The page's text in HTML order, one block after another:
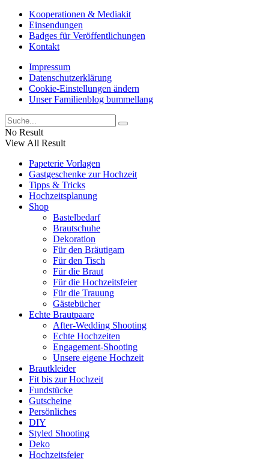
Kooperationen & Mediakit
Einsendungen
Badges für Veröffentlichungen
Kontakt
Impressum
Datenschutzerklärung
Cookie-Einstellungen ändern
Unser Familienblog bummellang
No Result
View All Result
Papeterie Vorlagen
Gastgeschenke zur Hochzeit
Tipps & Tricks
Hochzeitsplanung
Shop
Bastelbedarf
Brautschuhe
Dekoration
Für den Bräutigam
Für den Tisch
Für die Braut
Für die Hochzeitsfeier
Für die Trauung
Gästebücher
Echte Brautpaare
After-Wedding Shooting
Echte Hochzeiten
Engagement-Shooting
Unsere eigene Hochzeit
Brautkleider
Fit bis zur Hochzeit
Fundstücke
Gutscheine
Persönliches
DIY
Styled Shooting
Deko
Hochzeitsfeier